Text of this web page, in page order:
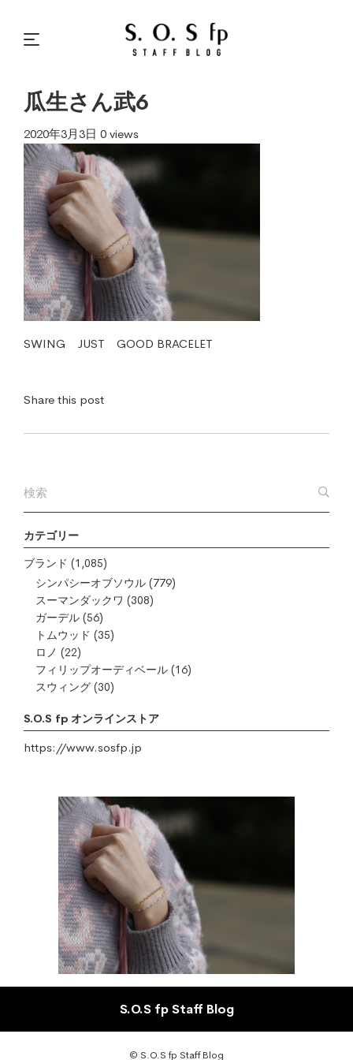
カテゴリー
ブランド (1,085)
シンパシーオブソウル (779)
スーマンダックワ (308)
ガーデル (56)
トムウッド (35)
ロノ (22)
フィリップオーディベール (16)
スウィング (30)
S.O.S fp オンラインストア
https://www.sosfp.jp
瓜生さん武6
2020年3月3日 0 views
SWING JUST GOOD BRACELET
Share this post
S.O.S fp Staff Blog
© S.O.S fp Staff Blog